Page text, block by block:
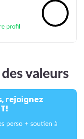
profil
valeurs
rejoignez
perso + soutien à